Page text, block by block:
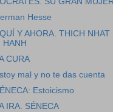
Hesse
Y AHORA. THICH NHAT
HANH
CURA
mal y no te das cuenta
Estoicismo
IRA. SÉNECA